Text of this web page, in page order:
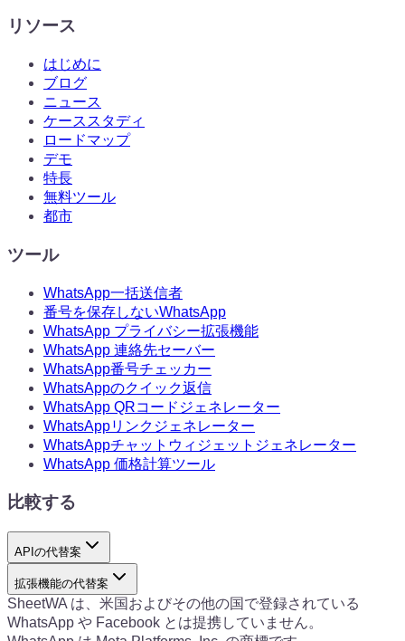
リソース
はじめに
ブログ
ニュース
ケーススタディ
ロードマップ
デモ
特長
無料ツール
都市
ツール
WhatsApp一括送信者
番号を保存しないWhatsApp
WhatsApp プライバシー拡張機能
WhatsApp 連絡先セーバー
WhatsApp番号チェッカー
WhatsAppのクイック返信
WhatsApp QRコードジェネレーター
WhatsAppリンクジェネレーター
WhatsAppチャットウィジェットジェネレーター
WhatsApp 価格計算ツール
比較する
APIの代替案
拡張機能の代替案
SheetWA は、米国およびその他の国で登録されている
WhatsApp や Facebook とは提携していません。